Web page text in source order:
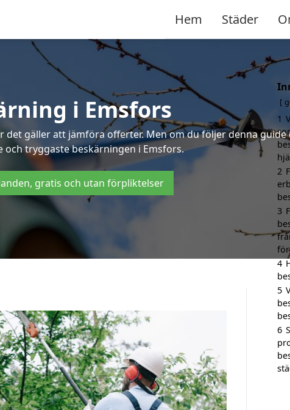
Hem Städer
i Emsfors
gäller att jämföra offerter. Men om du följer denna
och tryggaste beskärningen i Emsfors.
gratis och utan förpliktelser
1
2
3
4
5
6